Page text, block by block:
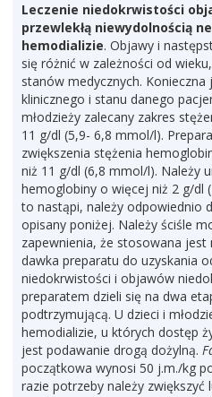
Leczenie niedokrwistości
przewlekłą niewydolnością
hemodializie. Objawy i
się różnić w zależności od
stanów medycznych. Konieczna
klinicznego i stanu danego
młodzieży zalecany zakres
11 g/dl (5,9- 6,8 mmol/l).
zwiększenia stężenia
niż 11 g/dl (6,8 mmol/l). Należy
hemoglobiny o więcej niż 2 g/dl
to nastąpi, należy odpowiednio
opisany poniżej. Należy ściśle
zapewnienia, że stosowana
dawka preparatu do uzyskania
niedokrwistości i objawów
preparatem dzieli się na dwa
podtrzymującą. U dzieci i
hemodializie, u których dostęp
jest podawanie drogą dożylną.
początkowa wynosi 50 j.m./kg
razie potrzeby należy zwiększyć